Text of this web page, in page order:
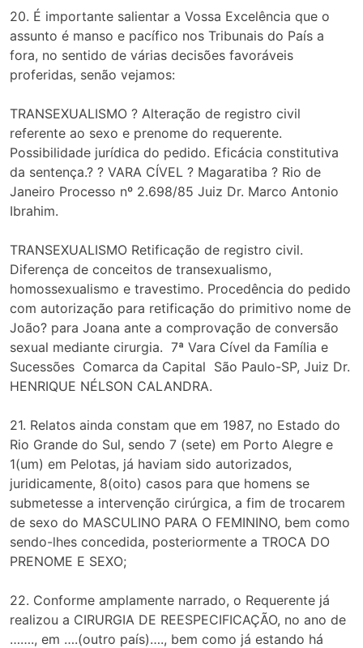
20. É importante salientar a Vossa Excelência que o
assunto é manso e pacífico nos Tribunais do País a
fora, no sentido de várias decisões favoráveis
proferidas, senão vejamos:
TRANSEXUALISMO ? Alteração de registro civil
referente ao sexo e prenome do requerente.
Possibilidade jurídica do pedido. Eficácia constitutiva
da sentença.? ? VARA CÍVEL ? Magaratiba ? Rio de
Janeiro Processo nº 2.698/85 Juiz Dr. Marco Antonio
Ibrahim.
TRANSEXUALISMO Retificação de registro civil.
Diferença de conceitos de transexualismo,
homossexualismo e travestimo. Procedência do pedido
com autorização para retificação do primitivo nome de
João? para Joana ante a comprovação de conversão
sexual mediante cirurgia. 7ª Vara Cível da Família e
Sucessões Comarca da Capital São Paulo-SP, Juiz Dr.
HENRIQUE NÉLSON CALANDRA.
21. Relatos ainda constam que em 1987, no Estado do
Rio Grande do Sul, sendo 7 (sete) em Porto Alegre e
1(um) em Pelotas, já haviam sido autorizados,
juridicamente, 8(oito) casos para que homens se
submetesse a intervenção cirúrgica, a fim de trocarem
de sexo do MASCULINO PARA O FEMININO, bem como
sendo-lhes concedida, posteriormente a TROCA DO
PRENOME E SEXO;
22. Conforme amplamente narrado, o Requerente já
realizou a CIRURGIA DE REESPECIFICAÇÃO, no ano de
……., em ….(outro país)…., bem como já estando há